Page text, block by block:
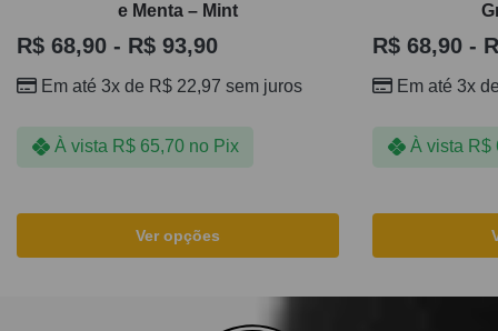
e Menta – Mint
R$ 68,90 - R$ 93,90
Em até 3x de R$ 22,97 sem juros
À vista R$65,70 no Pix
Ver opções
R$ 68,90 -
Em até 3x
À vista R$